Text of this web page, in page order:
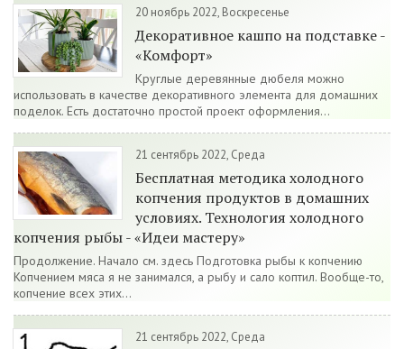
20 ноябрь 2022, Воскресенье
Декоративное кашпо на подставке -
«Комфорт»
Круглые деревянные дюбеля можно
использовать в качестве декоративного элемента для домашних
поделок. Есть достаточно простой проект оформления...
21 сентябрь 2022, Среда
Бесплатная методика холодного
копчения продуктов в домашних
условиях. Технология холодного
копчения рыбы - «Идеи мастеру»
Продолжение. Начало см. здесь Подготовка рыбы к копчению
Копчением мяса я не занимался, а рыбу и сало коптил. Вообще-то,
копчение всех этих...
21 сентябрь 2022, Среда